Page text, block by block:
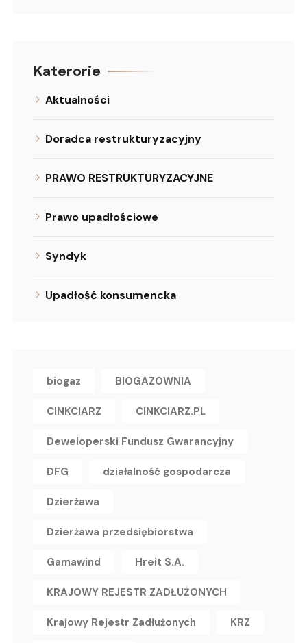
Katerorie
Aktualności
Doradca restrukturyzacyjny
PRAWO RESTRUKTURYZACYJNE
Prawo upadłościowe
Syndyk
Upadłość konsumencka
biogaz BIOGAZOWNIA
CINKCIARZ CINKCIARZ.PL
Deweloperski Fundusz Gwarancyjny
DFG działalność gospodarcza
Dzierżawa
Dzierżawa przedsiębiorstwa
Gamawind Hreit S.A.
KRAJOWY REJESTR ZADŁUŻONYCH
Krajowy Rejestr Zadłużonych KRZ